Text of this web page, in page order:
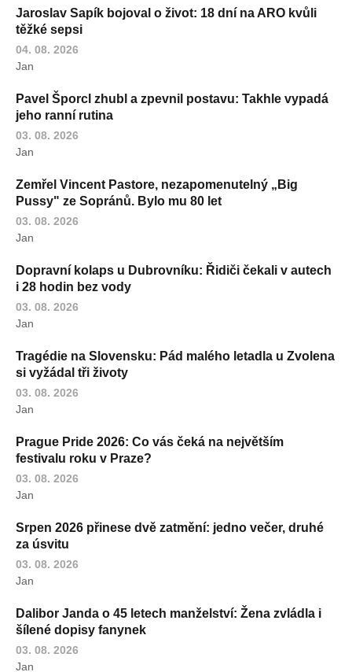
Jaroslav Sapík bojoval o život: 18 dní na ARO kvůli
těžké sepsi
04. 08. 2026
Jan
Pavel Šporcl zhubl a zpevnil postavu: Takhle vypadá
jeho ranní rutina
03. 08. 2026
Jan
Zemřel Vincent Pastore, nezapomenutelný „Big
Pussy" ze Sopránů. Bylo mu 80 let
03. 08. 2026
Jan
Dopravní kolaps u Dubrovníku: Řidiči čekali v autech
i 28 hodin bez vody
03. 08. 2026
Jan
Tragédie na Slovensku: Pád malého letadla u Zvolena
si vyžádal tři životy
03. 08. 2026
Jan
Prague Pride 2026: Co vás čeká na největším
festivalu roku v Praze?
03. 08. 2026
Jan
Srpen 2026 přinese dvě zatmění: jedno večer, druhé
za úsvitu
03. 08. 2026
Jan
Dalibor Janda o 45 letech manželství: Žena zvládla i
šílené dopisy fanynek
03. 08. 2026
Jan